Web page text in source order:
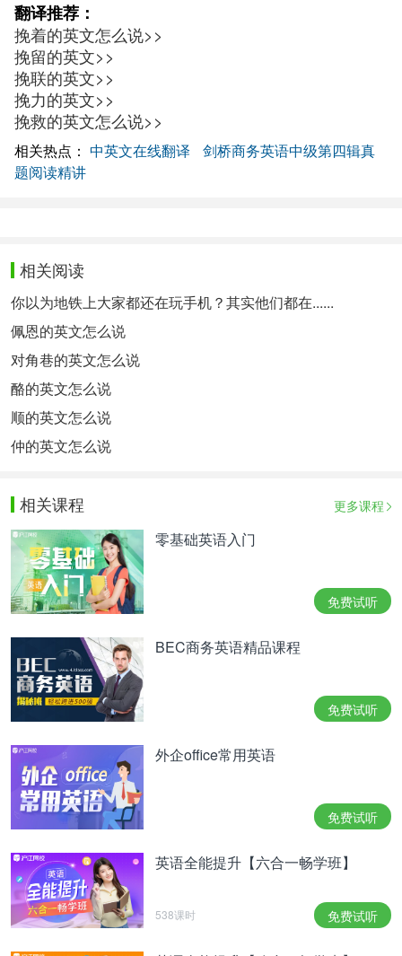
翻译推荐：
挽着的英文怎么说>>
挽留的英文>>
挽联的英文>>
挽力的英文>>
挽救的英文怎么说>>
相关热点： 中英文在线翻译
剑桥商务英语中级第四辑真
题阅读精讲
相关阅读
你以为地铁上大家都还在玩手机？其实他们都在......
佩恩的英文怎么说
对角巷的英文怎么说
酪的英文怎么说
顺的英文怎么说
仲的英文怎么说
相关课程 更多课程
零基础英语入门
免费试听
BEC商务英语精品课程
免费试听
外企office常用英语
免费试听
英语全能提升【六合一畅学班】
538课时 免费试听